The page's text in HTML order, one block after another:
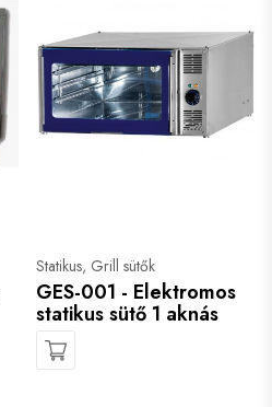
Statikus, Grill sütők
GES-001 - Elektromos
statikus sütő 1 aknás